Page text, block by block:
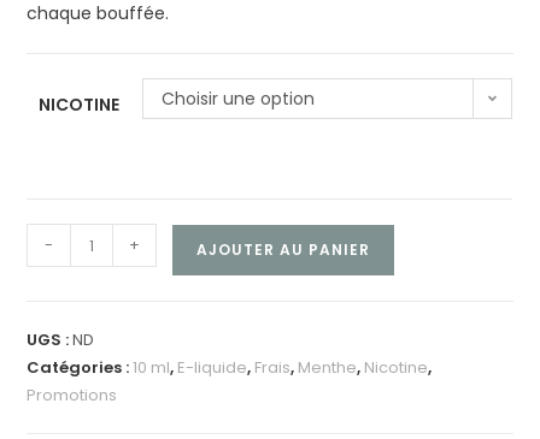
chaque bouffée.
NICOTINE Choisir une option
- + AJOUTER AU PANIER
UGS :ND
Catégories :10 ml, E-liquide, Frais, Menthe, Nicotine,
Promotions